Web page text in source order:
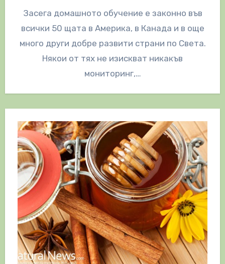
Засега домашното обучение е законно във
всички 50 щата в Америка, в Канада и в още
много други добре развити страни по Света.
Някои от тях не изискват никакъв
мониторинг,…